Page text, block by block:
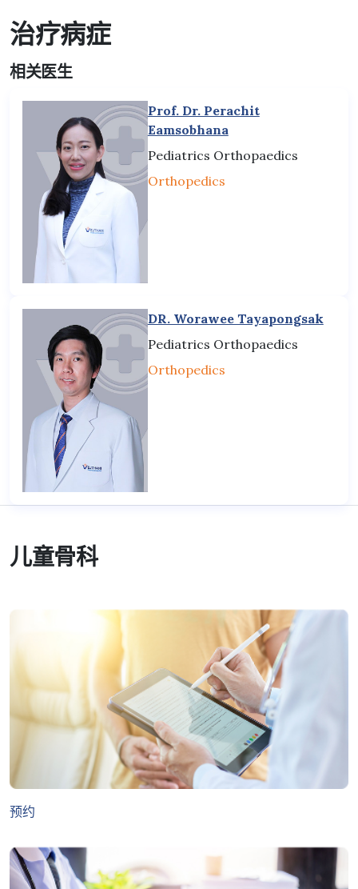
治疗病症
相关医生
Prof. Dr. Perachit
Eamsobhana
Pediatrics Orthopaedics
Orthopedics
DR. Worawee Tayapongsak
Pediatrics Orthopaedics
Orthopedics
儿童骨科
预约